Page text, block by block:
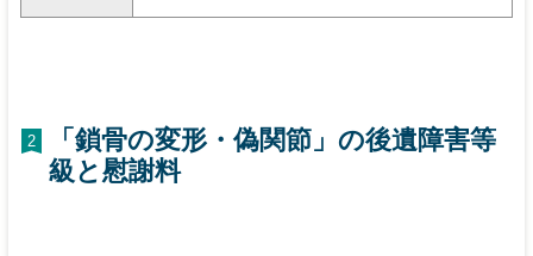
2
「鎖骨の変形・偽関節」の後遺障害等
級と慰謝料